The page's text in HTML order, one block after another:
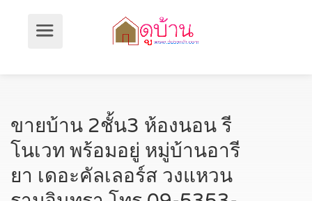
ขายบ้าน 2ชั้น3 ห้องนอน รี
โนเวท พร้อมอยู่ หมู่บ้านอารี
ยา เดอะคัลเลอร์ส วงแหวน